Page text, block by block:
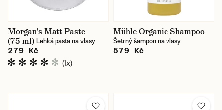
Morgan's Matt Paste
(75 ml) Lehká pasta na vlasy
279 Kč
(1x)
Mühle Organic Shampoo
Šetrný šampon na vlasy
579 Kč